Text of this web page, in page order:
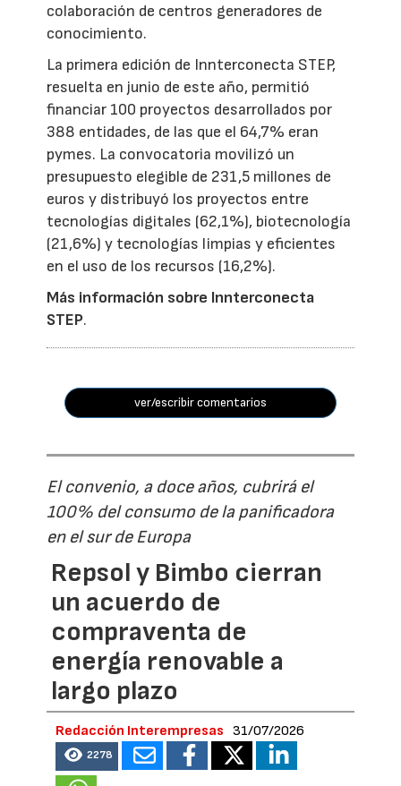
colaboración de centros generadores de
conocimiento.
La primera edición de Innterconecta STEP,
resuelta en junio de este año, permitió
financiar 100 proyectos desarrollados por
388 entidades, de las que el 64,7% eran
pymes. La convocatoria movilizó un
presupuesto elegible de 231,5 millones de
euros y distribuyó los proyectos entre
tecnologías digitales (62,1%), biotecnología
(21,6%) y tecnologías limpias y eficientes
en el uso de los recursos (16,2%).
Más información sobre Innterconecta
STEP.
ver/escribir comentarios
El convenio, a doce años, cubrirá el
100% del consumo de la panificadora
en el sur de Europa
Repsol y Bimbo cierran
un acuerdo de
compraventa de
energía renovable a
largo plazo
Redacción Interempresas 31/07/2026
2278